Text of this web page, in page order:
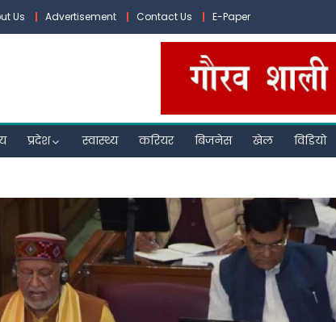
Us Advertisement Contact Us E-Paper
प्रदेश स्वास्थ्य करियर बिजनेस खेल विडियो